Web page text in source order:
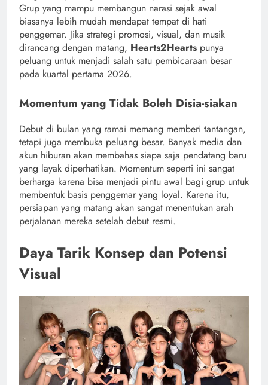
Grup yang mampu membangun narasi sejak awal
biasanya lebih mudah mendapat tempat di hati
penggemar. Jika strategi promosi, visual, dan musik
dirancang dengan matang, Hearts2Hearts punya
peluang untuk menjadi salah satu pembicaraan besar
pada kuartal pertama 2026.
Momentum yang Tidak Boleh Disia-siakan
Debut di bulan yang ramai memang memberi tantangan,
tetapi juga membuka peluang besar. Banyak media dan
akun hiburan akan membahas siapa saja pendatang baru
yang layak diperhatikan. Momentum seperti ini sangat
berharga karena bisa menjadi pintu awal bagi grup untuk
membentuk basis penggemar yang loyal. Karena itu,
persiapan yang matang akan sangat menentukan arah
perjalanan mereka setelah debut resmi.
Daya Tarik Konsep dan Potensi
Visual